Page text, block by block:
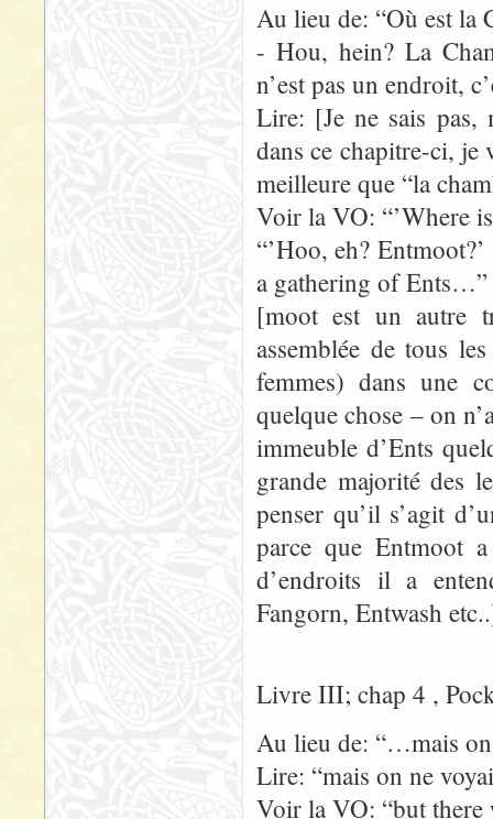
Au lieu de: “Où est la
- Hou, hein? La
n’est pas un endroit,
Lire: [Je ne sais pas,
dans ce chapitre-ci, je
meilleure que “la
Voir la VO: “’Where
“’Hoo, eh?
a gathering of Ents…”
[moot est un autre
assemblée de tous
femmes) dans une
quelque chose – on
immeuble d’Ents
grande majorité des
penser qu’il s’agit
parce que Entmoot
d’endroits il a
Fangorn, Entwash
Livre III; chap 4 ,
Au lieu de: “…mais on
Lire: “mais on ne
Voir la VO: “but there